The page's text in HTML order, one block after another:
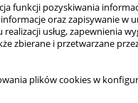
funkcji pozyskiwania
oraz zapisywanie w
usług, zapewnienia
zbierane i przetwarzane
plików cookies w